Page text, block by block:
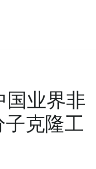
国业界非
克隆工